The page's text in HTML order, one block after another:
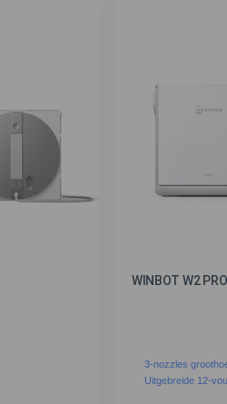
WINBOT W2
3-nozzles
Uitgebreide 12-